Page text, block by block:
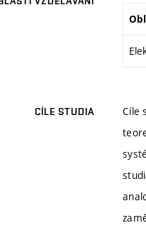
CÍLE STUDIA
Cíle